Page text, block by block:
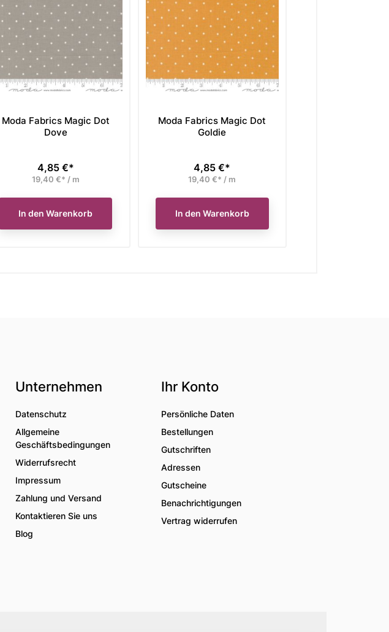
Moda Fabrics Magic Dot
Dove
Preis
4,85 €*
19,40 €* / m
In den Warenkorb
Moda Fabrics Magic Dot
Goldie
Preis
4,85 €*
19,40 €* / m
In den Warenkorb
Unternehmen
Datenschutz
Allgemeine
Geschäftsbedingungen
Widerrufsrecht
Impressum
Zahlung und Versand
Kontaktieren Sie uns
Blog
Ihr Konto
Persönliche Daten
Bestellungen
Gutschriften
Adressen
Gutscheine
Benachrichtigungen
Vertrag widerrufen